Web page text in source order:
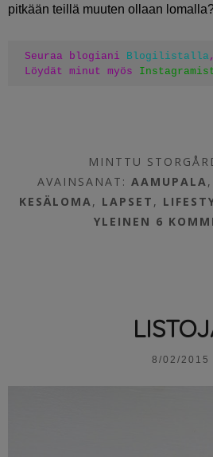
pitkään teillä muuten ollaan
Seuraa blogiani Blogilistalla
Löydät minut myös
MINTTU
AVAINSANAT: AAMUPALA,
KESÄLOMA, LAPSET ,
YLEINEN 6
8/02/2015